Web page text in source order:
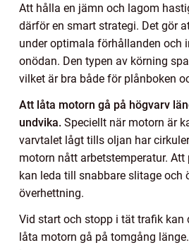
Att hålla en jämn och lagom
därför en smart strategi. Det gör
under optimala förhållanden och
onödan. Den typen av körning
vilket är bra både för plånboken
Att låta motorn gå på högvarv
undvika. Speciellt när motorn är
varvtalet lågt tills oljan har
motorn nått arbetstemperatur.
kan leda till snabbare slitage och
överhettning.
Vid start och stopp i tät trafik kan
låta motorn gå på tomgång